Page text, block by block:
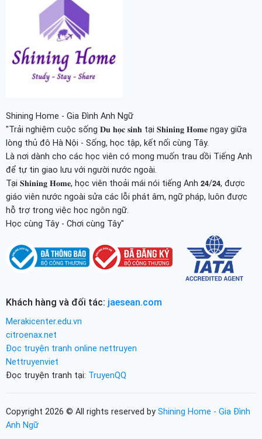
Shining Home - Gia Đình Anh Ngữ
"Trải nghiệm cuộc sống 𝐃𝐮 𝐡𝐨̣𝐜 𝐬𝐢𝐧𝐡 tại 𝐒𝐡𝐢𝐧𝐢𝐧𝐠 𝐇𝐨𝐦𝐞 ngay giữa
lòng thủ đô Hà Nội - Sống, học tập, kết nối cùng Tây.
Là nơi dành cho các học viên có mong muốn trau dồi Tiếng Anh
để tự tin giao lưu với người nước ngoài.
Tại 𝐒𝐡𝐢𝐧𝐢𝐧𝐠 𝐇𝐨𝐦𝐞, học viên thoải mái nói tiếng Anh 𝟮𝟰/𝟮𝟰, được
giáo viên nước ngoài sửa các lỗi phát âm, ngữ pháp, luôn được
hỗ trợ trong việc học ngôn ngữ.
Học cùng Tây - Chơi cùng Tây"
Khách hàng và đối tác: jaesean.com
Merakicenter.edu.vn
citroenax.net
Đọc truyện tranh online nettruyen
Nettruyenviet
Đọc truyện tranh tại: TruyenQQ
Copyright 2026 © All rights reserved by Shining Home - Gia Đình
Anh Ngữ